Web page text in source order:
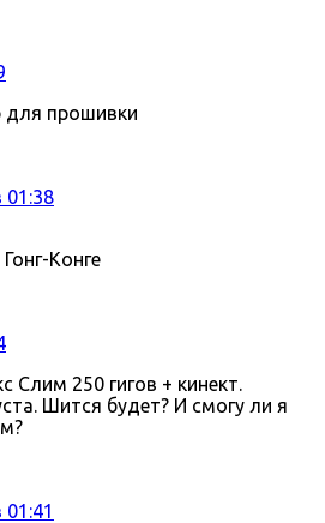
для прошивки
01:38
Конге
Слим 250 гигов + кинект.
Шится будет? И смогу ли я
01:41